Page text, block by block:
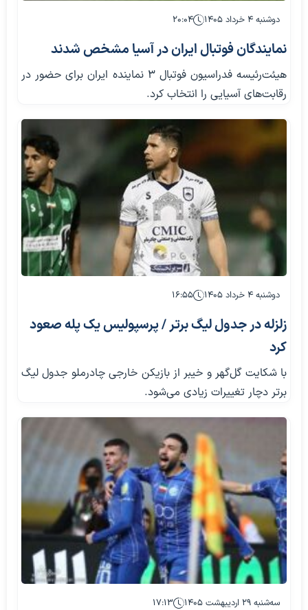
دوشنبه ۴ خرداد ۱۴۰۵ ۲۰:۰۴
نمایندگان فوتبال ایران در آسیا مشخص شدند
هیئت‌رئیسه فدراسیون فوتبال ۳ نماینده ایران برای حضور در
رقابت‌های آسیایی را انتخاب کرد.
دوشنبه ۴ خرداد ۱۴۰۵ ۱۶:۵۵
زلزله در جدول لیگ برتر / پرسپولیس یک پله صعود
کرد
با شکایت گل‌گهر و خیبر از بازیکن خارجی چادرملو جدول لیگ
برتر دچار تغییرات زیادی می‌شود.
سه‌شنبه ۲۹ اردیبهشت ۱۴۰۵ ۱۷:۱۳